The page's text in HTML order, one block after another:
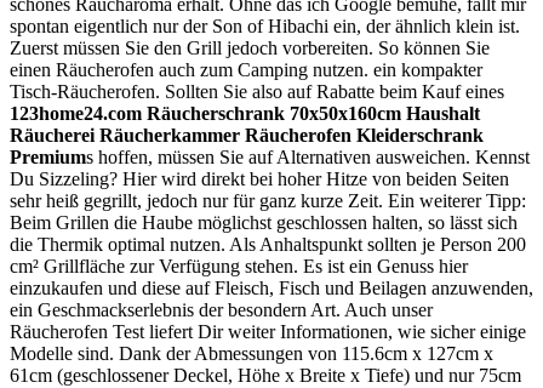
spontan eigentlich nur der Son of Hibachi ein, der ähnlich klein ist.
Zuerst müssen Sie den Grill jedoch vorbereiten. So können Sie
einen Räucherofen auch zum Camping nutzen. ein kompakter
Tisch-Räucherofen. Sollten Sie also auf Rabatte beim Kauf eines
123home24.com Räucherschrank 70x50x160cm Haushalt
Räucherei Räucherkammer Räucherofen Kleiderschrank
Premiums hoffen, müssen Sie auf Alternativen ausweichen. Kennst
Du Sizzeling? Hier wird direkt bei hoher Hitze von beiden Seiten
sehr heiß gegrillt, jedoch nur für ganz kurze Zeit. Ein weiterer Tipp:
Beim Grillen die Haube möglichst geschlossen halten, so lässt sich
die Thermik optimal nutzen. Als Anhaltspunkt sollten je Person 200
cm² Grillfläche zur Verfügung stehen. Es ist ein Genuss hier
einzukaufen und diese auf Fleisch, Fisch und Beilagen anzuwenden,
ein Geschmackserlebnis der besondern Art. Auch unser
Räucherofen Test liefert Dir weiter Informationen, wie sicher einige
Modelle sind. Dank der Abmessungen von 115.6cm x 127cm x
61cm (geschlossener Deckel, Höhe x Breite x Tiefe) und nur 75cm